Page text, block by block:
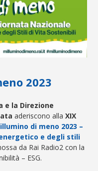
2023
e la Direzione
aderiscono allaXIX
di meno 2023 –
e degli stili
da Rai Radio2 con la
– ESG.